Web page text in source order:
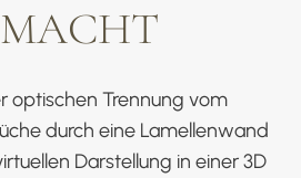
optischen Trennung vom
durch eine Lamellenwand
Darstellung in einer 3D